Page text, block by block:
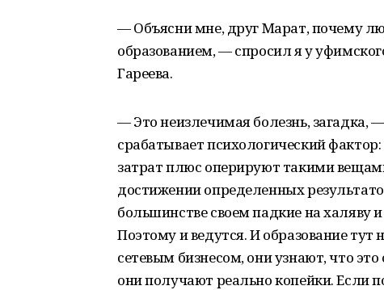
— Объясни мне, друг Марат, почему
образованием, — спросил я у
Гареева.
— Это неизлечимая болезнь, загадка,
срабатывает психологический
затрат плюс оперируют такими
достижении определенных
большинстве своем падкие на халяву
Поэтому и ведутся. И образование
сетевым бизнесом, они узнают, что
они получают реально копейки. Если